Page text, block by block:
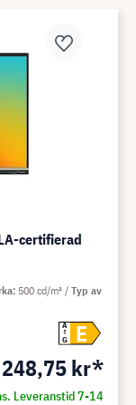
certifierad
A
G
E
kr*
Leveranstid 7-14
500 cd/m²
Typ av